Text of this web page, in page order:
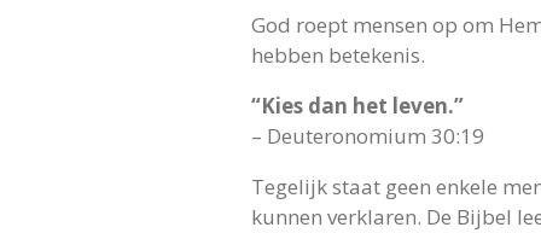
God roept mensen op om
hebben betekenis.
“Kies dan het leven.”
– Deuteronomium 30:19
Tegelijk staat geen enkele
kunnen verklaren. De Bijbel